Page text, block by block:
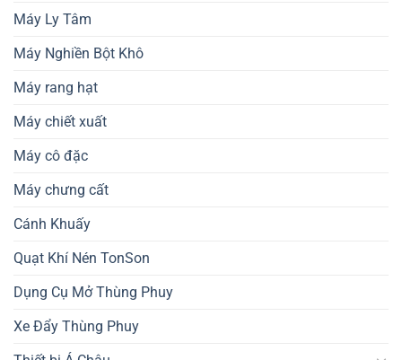
Máy Ly Tâm
Máy Nghiền Bột Khô
Máy rang hạt
Máy chiết xuất
Máy cô đặc
Máy chưng cất
Cánh Khuấy
Quạt Khí Nén TonSon
Dụng Cụ Mở Thùng Phuy
Xe Đẩy Thùng Phuy